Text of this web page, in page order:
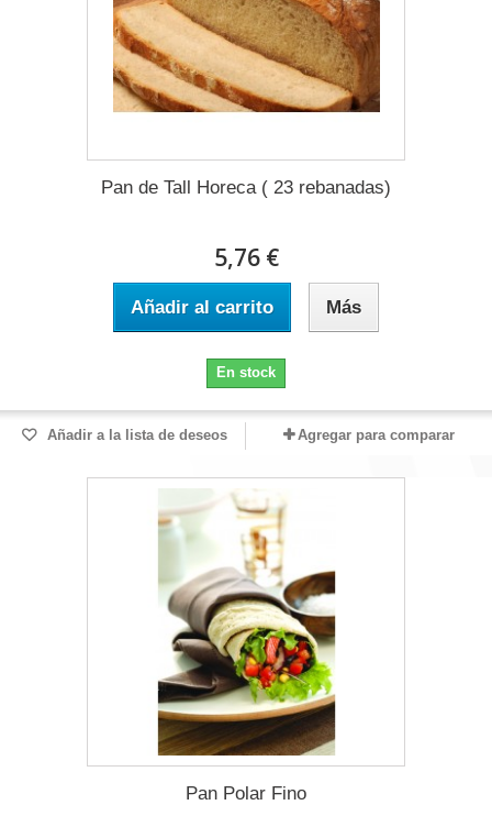
Pan de Tall Horeca ( 23 rebanadas)
5,76 €
Añadir al carrito Más
En stock
Añadir a la lista de deseos Agregar para comparar
Pan Polar Fino